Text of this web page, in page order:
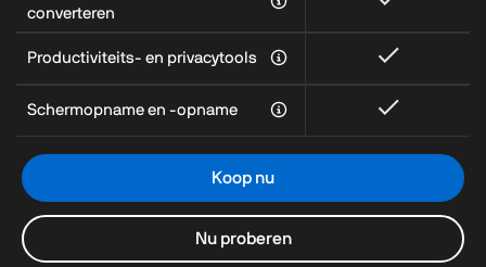
converteren
Productiviteits- en privacytools
Schermopname en -opname
Koop nu
Nu proberen